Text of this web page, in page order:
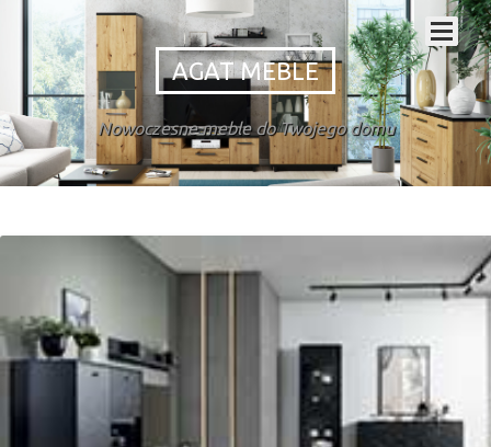
AGAT MEBLE
Nowoczesne meble do Twojego domu